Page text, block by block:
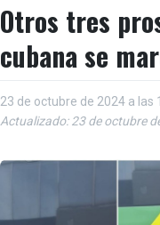
Otros tres
cubana se
23 de octubre de 2024 a las
Actualizado: 23 de octubre